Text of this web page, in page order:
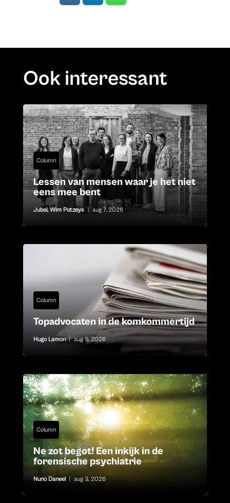
Ook interessant
Column
Lessen van mensen waar je het niet
eens mee bent
Jubel,Wim Putzeys aug 7, 2026
Column
Topadvocaten in de komkommertijd
Hugo Lamon | aug 5, 2026
Column
Ne zot begot! Een inkijk in de
forensische psychiatrie
Nuno Daneel aug 3, 2026